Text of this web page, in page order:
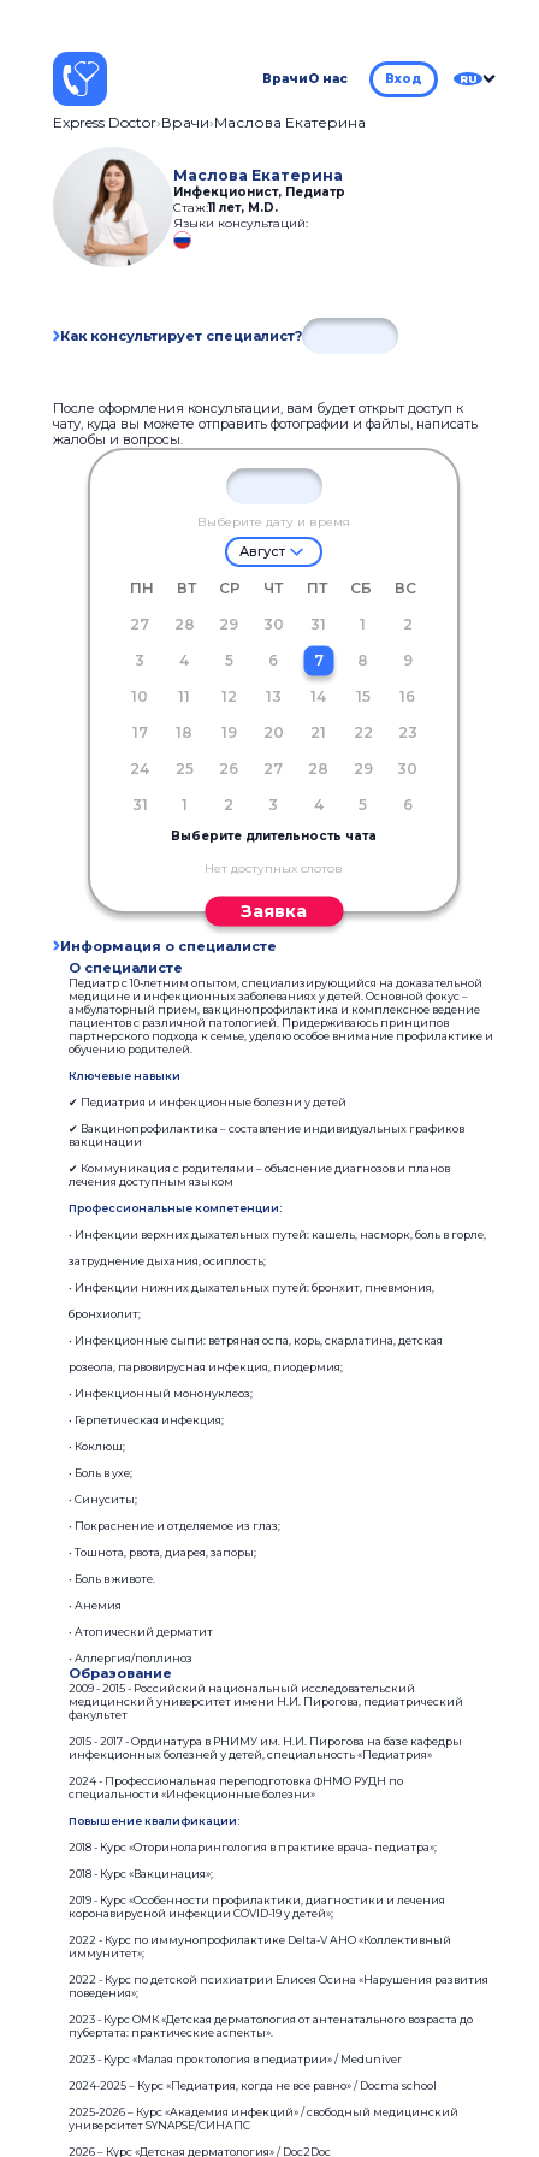
ВрачиО нас Вход RU
Express Doctor Врачи Маслова Екатерина
Маслова Екатерина
Инфекционист, Педиатр
Стаж:11 лет, M.D.
Языки консультаций:
Как консультирует специалист?
После оформления консультации, вам будет открыт доступ к
чату, куда вы можете отправить фотографии и файлы, написать
жалобы и вопросы.
Выберите дату и время
Август
ПН ВТ СР ЧТ ПТ СБ
ВС
27
28 29 30 31 1
2
3
4 5 6 7 8
9
10
11 12 13 14 15
16
17
18 19 20 21 22
23
24
25 26 27 28 29
30
31
1 2 3 4 5 6
Выберите длительность чата
Нет доступных слотов
Заявка
Информация о специалисте
О специалисте
Педиатр с 10-летним опытом, специализирующийся на доказательной
медицине и инфекционных заболеваниях у детей. Основной фокус –
амбулаторный прием, вакцинопрофилактика и комплексное ведение
пациентов с различной патологией. Придерживаюсь принципов
партнерского подхода к семье, уделяю особое внимание профилактике и
обучению родителей.
Ключевые навыки
✔ Педиатрия и инфекционные болезни у детей
✔ Вакцинопрофилактика – составление индивидуальных графиков
вакцинации
✔ Коммуникация с родителями – объяснение диагнозов и планов
лечения доступным языком
Профессиональные компетенции:
• Инфекции верхних дыхательных путей: кашель, насморк, боль в горле,
затруднение дыхания, осиплость;
• Инфекции нижних дыхательных путей: бронхит, пневмония,
бронхиолит;
• Инфекционные сыпи: ветряная оспа, корь, скарлатина, детская
розеола, парвовирусная инфекция, пиодермия;
• Инфекционный мононуклеоз;
• Герпетическая инфекция;
• Коклюш;
• Боль в ухе;
• Синуситы;
• Покраснение и отделяемое из глаз;
• Тошнота, рвота, диарея, запоры;
• Боль в животе.
• Анемия
• Атопический дерматит
• Аллергия/поллиноз
Образование
2009 - 2015 - Российский национальный исследовательский
медицинский университет имени Н.И. Пирогова, педиатрический
факультет
2015 - 2017 - Ординатура в РНИМУ им. Н.И. Пирогова на базе кафедры
инфекционных болезней у детей, специальность «Педиатрия»
2024 - Профессиональная переподготовка ФНМО РУДН по
специальности «Инфекционные болезни»
Повышение квалификации:
2018 - Курс «Оториноларингология в практике врача- педиатра»;
2018 - Курс «Вакцинация»;
2019 - Курс «Особенности профилактики, диагностики и лечения
коронавирусной инфекции COVID-19 у детей»;
2022 - Курс по иммунопрофилактике Delta-V АНО «Коллективный
иммунитет»;
2022 - Курс по детской психиатрии Елисея Осина «Нарушения развития
поведения»;
2023 - Курс ОМК «Детская дерматология от антенатального возраста до
пубертата: практические аспекты».
2023 - Курс «Малая проктология в педиатрии» / Meduniver
2024-2025 – Курс «Педиатрия, когда не все равно» / Docma school
2025-2026 – Курс «Академия инфекций» / свободный медицинский
университет SYNAPSE/СИНАПС
2026 – Курс «Детская дерматология» / Doc2Doc